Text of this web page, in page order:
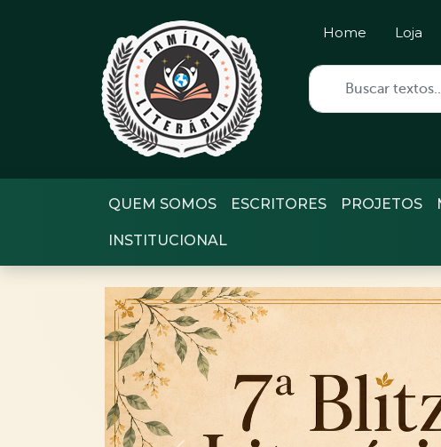
Home Loja
QUEM SOMOS ESCRITORES PROJETOS
INSTITUCIONAL